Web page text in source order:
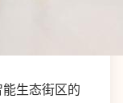
生态街区的